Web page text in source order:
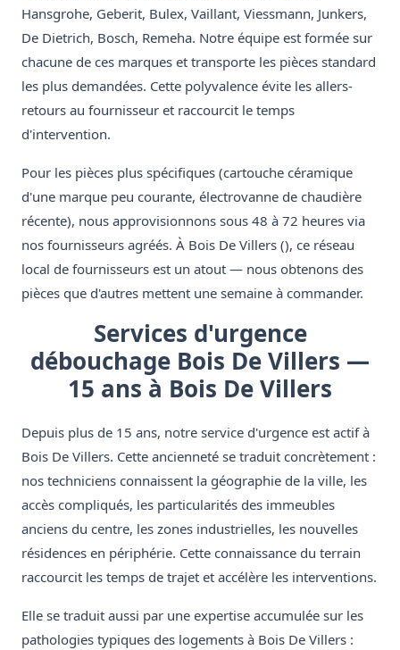
Hansgrohe, Geberit, Bulex, Vaillant, Viessmann, Junkers,
De Dietrich, Bosch, Remeha. Notre équipe est formée sur
chacune de ces marques et transporte les pièces standard
les plus demandées. Cette polyvalence évite les allers-
retours au fournisseur et raccourcit le temps
d'intervention.
Pour les pièces plus spécifiques (cartouche céramique
d'une marque peu courante, électrovanne de chaudière
récente), nous approvisionnons sous 48 à 72 heures via
nos fournisseurs agréés. À Bois De Villers (), ce réseau
local de fournisseurs est un atout — nous obtenons des
pièces que d'autres mettent une semaine à commander.
Services d'urgence
débouchage Bois De Villers —
15 ans à Bois De Villers
Depuis plus de 15 ans, notre service d'urgence est actif à
Bois De Villers. Cette ancienneté se traduit concrètement :
nos techniciens connaissent la géographie de la ville, les
accès compliqués, les particularités des immeubles
anciens du centre, les zones industrielles, les nouvelles
résidences en périphérie. Cette connaissance du terrain
raccourcit les temps de trajet et accélère les interventions.
Elle se traduit aussi par une expertise accumulée sur les
pathologies typiques des logements à Bois De Villers :